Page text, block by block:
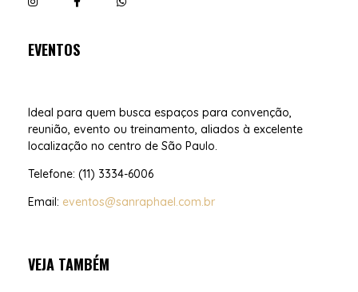
EVENTOS
Ideal para quem busca espaços para convenção,
reunião, evento ou treinamento, aliados à excelente
localização no centro de São Paulo.
Telefone: (11) 3334-6006
Email: eventos@sanraphael.com.br
VEJA TAMBÉM